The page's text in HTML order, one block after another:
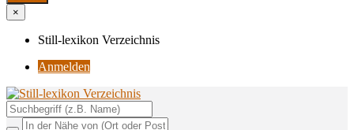
×
Still-lexikon Verzeichnis
Anmelden
Unterstützungsangebote rund ums Stillen